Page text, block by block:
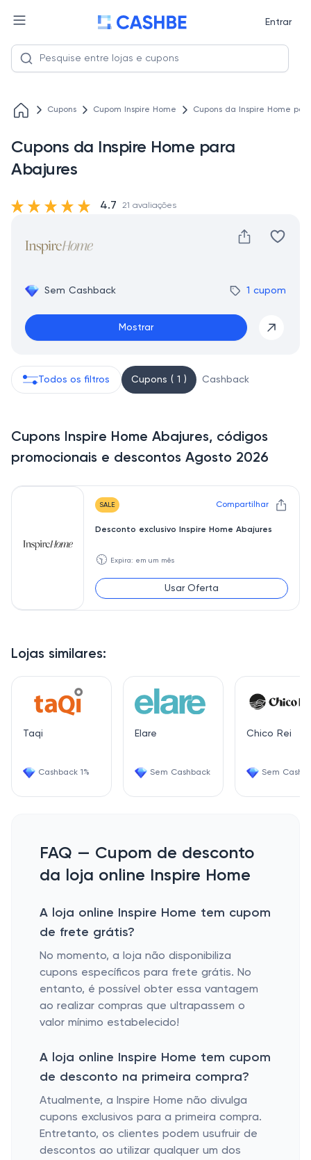
Entrar
Cupons Cupom Inspire Home Cupons da Inspire Home
Cupons da Inspire Home para
Abajures
Sem Cashback 1 cupom
Mostrar
4.7 21 avaliações
Lojas similares:
Taqi
Cashback 1%
Elare
Sem Cashback
Chico Rei
Sem
Todos os filtros Cupons ( 1 ) Cashback
Cupons Inspire Home Abajures, códigos
promocionais e descontos Agosto 2026
SALE Compartilhar
Desconto exclusivo Inspire Home Abajures
🕥 Expira: em um mês
Usar Oferta
FAQ — Cupom de desconto
da loja online Inspire Home
A loja online Inspire Home tem cupom
de frete grátis?
No momento, a loja não disponibiliza
cupons específicos para frete grátis. No
entanto, é possível obter essa vantagem
ao realizar compras que ultrapassem o
valor mínimo estabelecido!
A loja online Inspire Home tem cupom
de desconto na primeira compra?
Atualmente, a Inspire Home não divulga
cupons exclusivos para a primeira compra.
Entretanto, os clientes podem usufruir de
descontos ao utilizar qualquer um dos